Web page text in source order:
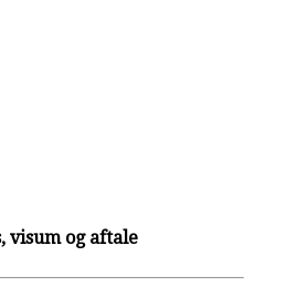
visum og aftale